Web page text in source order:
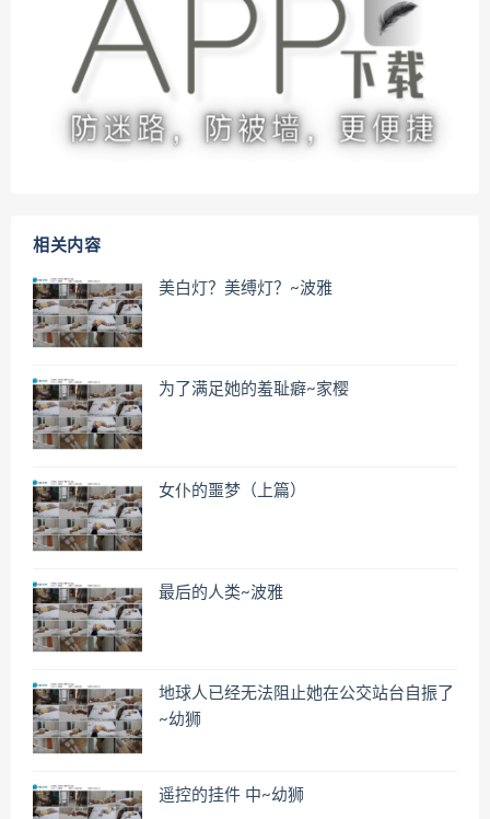
相关内容
美白灯？美缚灯？~波雅
为了满足她的羞耻癖~家樱
女仆的噩梦（上篇）
最后的人类~波雅
地球人已经无法阻止她在公交站台自振了
~幼狮
遥控的挂件 中~幼狮